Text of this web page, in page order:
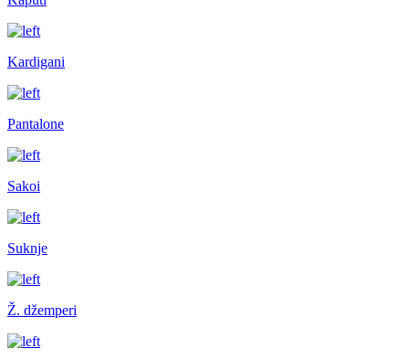
Kardigani
Pantalone
Sakoi
Suknje
Ž. džemperi